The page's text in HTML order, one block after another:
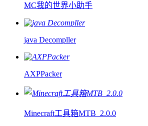
MC我的世界小助手
java Decompller
AXPPacker
Minecraft工具箱MTB_2.0.0